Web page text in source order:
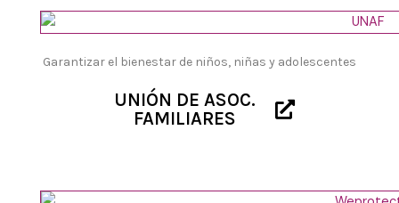
Garantizar el bienestar de niños, niñas y adolescentes
UNIÓN DE ASOC.
FAMILIARES